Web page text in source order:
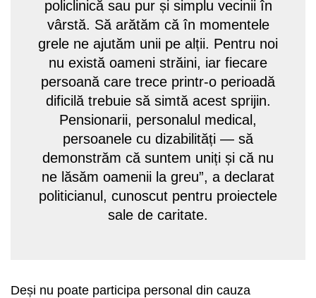
policlinică sau pur și simplu vecinii în
vârstă. Să arătăm că în momentele
grele ne ajutăm unii pe alții. Pentru noi
nu există oameni străini, iar fiecare
persoană care trece printr-o perioadă
dificilă trebuie să simtă acest sprijin.
Pensionarii, personalul medical,
persoanele cu dizabilități — să
demonstrăm că suntem uniți și că nu
ne lăsăm oamenii la greu”, a declarat
politicianul, cunoscut pentru proiectele
sale de caritate.
Deși nu poate participa personal din cauza